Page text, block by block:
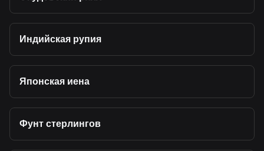
Индийская рупия
Японская иена
Фунт стерлингов